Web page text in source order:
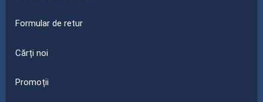
Formular de retur
Cărți noi
Promoții